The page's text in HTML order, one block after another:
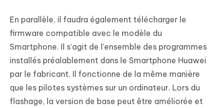
En parallèle, il faudra également télécharger le
firmware compatible avec le modèle du
Smartphone. Il s’agit de l’ensemble des programmes
installés préalablement dans le Smartphone Huawei
par le fabricant. Il fonctionne de la même manière
que les pilotes systèmes sur un ordinateur. Lors du
flashage, la version de base peut être améliorée et